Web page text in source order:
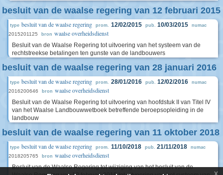
besluit van de waalse regering van 12 februari 2015
type besluit van de waalse regering prom. 12/02/2015 pub. 10/03/2015 numac
2015201125 bron waalse overheidsdienst
Besluit van de Waalse Regering tot uitvoering van het systeem van de
rechtstreekse betalingen ten gunste van de landbouwers
besluit van de waalse regering van 28 januari 2016
type besluit van de waalse regering prom. 28/01/2016 pub. 12/02/2016 numac
2016200646 bron waalse overheidsdienst
Besluit van de Waalse Regering tot uitvoering van hoofdstuk II van Titel IV
van het Waalse Landbouwwetboek betreffende beroepsopleiding in de
landbouw
besluit van de waalse regering van 11 oktober 2018
type besluit van de waalse regering prom. 11/10/2018 pub. 21/11/2018 numac
2018205765 bron waalse overheidsdienst
Besluit van de Waalse Regering tot wijziging van het besluit van de
x